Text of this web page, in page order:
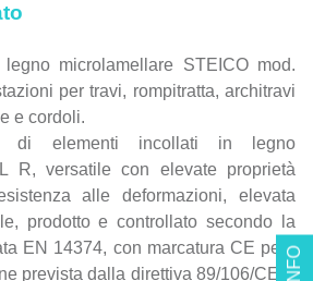
microlamellare STEICO mod.
per travi, rompitratta, architravi
e cordoli.
di elementi incollati in legno
R, versatile con elevate proprietà
alle deformazioni, elevata
prodotto e controllato secondo la
EN 14374, con marcatura CE per i
prevista dalla direttiva 89/106/CEE,